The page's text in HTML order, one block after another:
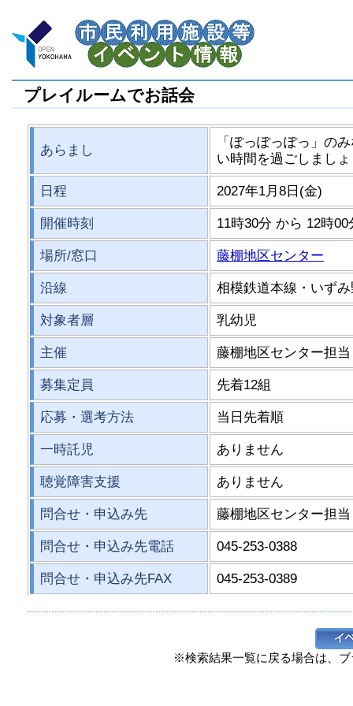
プレイルームでお話会
あらまし
「ぽっぽっぽっ」の
い時間を過ごしまし
日程 2027年1月8日(金)
開催時刻 11時30分 から 12時00
場所/窓口 藤棚地区センター
沿線 相模鉄道本線・いず
対象者層 乳幼児
主催 藤棚地区センター担当
募集定員 先着12組
応募・選考方法 当日先着順
一時託児 ありません
聴覚障害支援 ありません
問合せ・申込み先 藤棚地区センター担当
問合せ・申込み先電話 045-253-0388
問合せ・申込み先FAX 045-253-0389
※検索結果一覧に戻る場合は、